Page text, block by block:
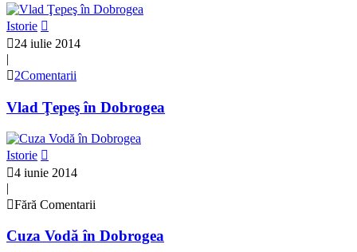
Istorie
24 iulie 2014
|
2Comentarii
Vlad Ţepeş în Dobrogea
Istorie
4 iunie 2014
|
Fără Comentarii
Cuza Vodă în Dobrogea